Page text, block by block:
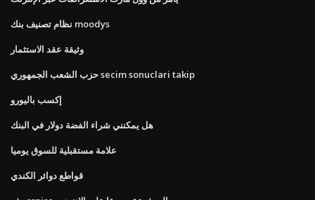
نظام تصنيف بنك moodys
وثيقة عقد الاستثمار
حزب الشعب الجمهوري secim sonuclari takip
إكسب باليورو
هل يمكنني شراء الفضة دولار في البنك
علامة مستقبلية للسوق يوميا
قواطع دوائر الكندي